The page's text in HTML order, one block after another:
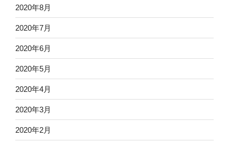
2020年8月
2020年7月
2020年6月
2020年5月
2020年4月
2020年3月
2020年2月